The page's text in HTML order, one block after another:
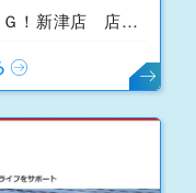
ＣＯＭＧ！新津店 店長候補（秋葉区程島葦の中）